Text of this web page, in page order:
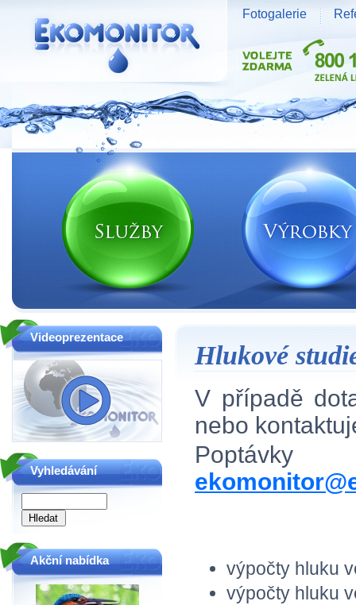
Hlukové
V případě
nebo
výpočty hluku
výpočty hluku
Videoprezentace
Vyhledávání
Akční nabídka
Vodní zdroje Ekomonitor spol. s r.o.
Fotogalerie